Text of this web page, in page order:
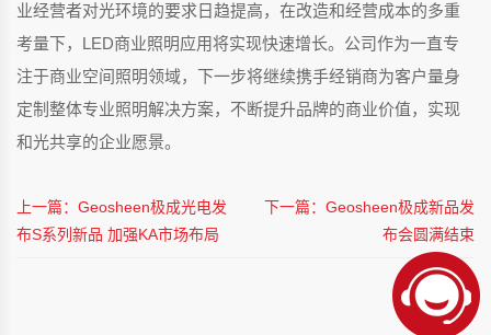
业经营者对光环境的要求日趋提高，在改造和经营成本的多重
考量下，LED商业照明应用将实现快速增长。公司作为一直专
注于商业空间照明领域，下一步将继续携手经销商为客户量身
定制整体专业照明解决方案，不断提升品牌的商业价值，实现
和光共享的企业愿景。
上一篇：Geosheen极成光电发
布S系列新品 加强KA市场布局
下一篇：Geosheen极成新品发
布会圆满结束